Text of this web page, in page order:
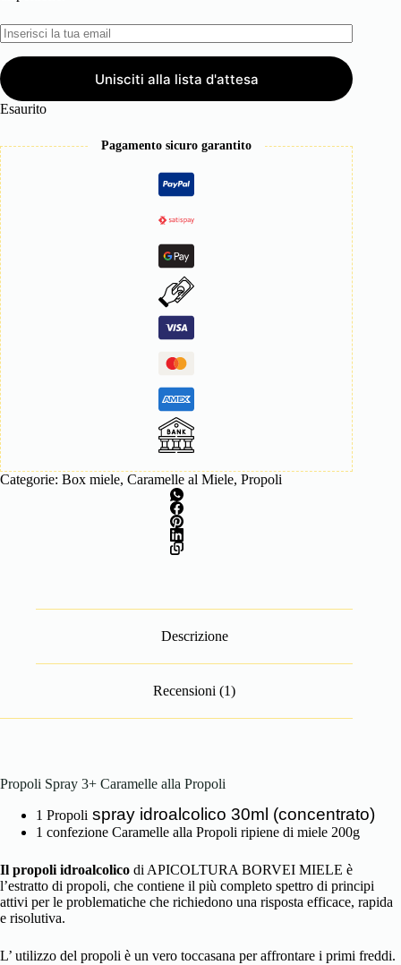
Unisciti alla lista d'attesa
Esaurito
Pagamento sicuro garantito
Categorie: Box miele, Caramelle al Miele, Propoli
Descrizione
Recensioni (1)
Propoli Spray 3+ Caramelle alla Propoli
1 Propoli spray idroalcolico 30ml (concentrato)
1 confezione Caramelle alla Propoli ripiene di miele 200g
Il propoli idroalcolico di APICOLTURA BORVEI MIELE è
l’estratto di propoli, che contiene il più completo spettro di principi
attivi per le problematiche che richiedono una risposta efficace, rapida
e risolutiva.
L’ utilizzo del propoli è un vero toccasana per affrontare i primi freddi.